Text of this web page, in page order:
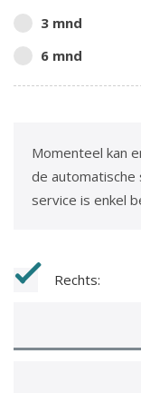
3 mnd
6 mnd
Momenteel kan
de
service is enkel
Rechts: